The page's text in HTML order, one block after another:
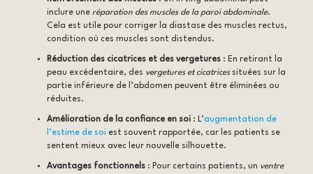
inclure une réparation des muscles de la paroi abdominale.
Cela est utile pour corriger la diastase des muscles rectus,
condition où ces muscles sont distendus.
Réduction des cicatrices et des vergetures: En retirant la
peau excédentaire, des vergetures et cicatricessituées sur la
partie inférieure de l’abdomen peuvent être éliminées ou
réduites.
Amélioration de la confiance en soi: L’augmentation de
l’estime de soi est souvent rapportée, car les patients se
sentent mieux avec leur nouvelle silhouette.
Avantages fonctionnels: Pour certains patients, un ventre